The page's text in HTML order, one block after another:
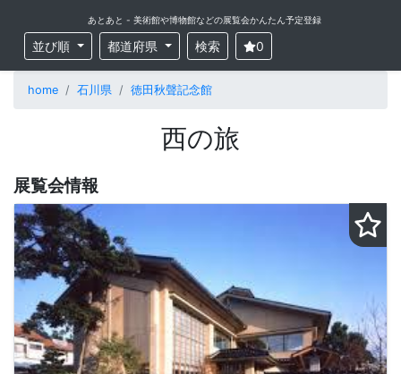
あとあと - 美術館や博物館などの展覧会かんたん予定登録
並び順 都道府県 検索 0
home 石川県 徳田秋聲記念館
西の旅
展覧会情報